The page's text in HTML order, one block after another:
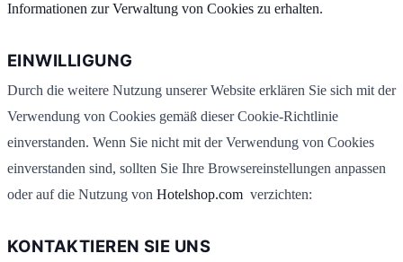
Informationen zur Verwaltung von Cookies zu erhalten.
EINWILLIGUNG
Durch die weitere Nutzung unserer Website erklären Sie sich mit der
Verwendung von Cookies gemäß dieser Cookie-Richtlinie
einverstanden. Wenn Sie nicht mit der Verwendung von Cookies
einverstanden sind, sollten Sie Ihre Browsereinstellungen anpassen
oder auf die Nutzung von Hotelshop.com verzichten:
KONTAKTIEREN SIE UNS